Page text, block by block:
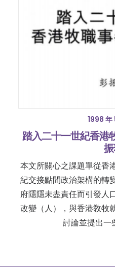
1998 年
踏入二十一世紀香港
本文所關心之課題單從香
紀交接點間政治架構的轉
府隱隱未盡責任而引發人
改變（人），與香港敎牧
討論並提出一